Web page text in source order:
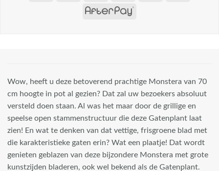
Wow, heeft u deze betoverend prachtige Monstera van 70
cm hoogte in pot al gezien? Dat zal uw bezoekers absoluut
versteld doen staan. Al was het maar door de grillige en
speelse open stammenstructuur die deze Gatenplant laat
zien! En wat te denken van dat vettige, frisgroene blad met
die karakteristieke gaten erin? Wat een plaatje! Dat wordt
genieten geblazen van deze bijzondere Monstera met grote
kunstzijden bladeren, ook wel bekend als de Gatenplant.